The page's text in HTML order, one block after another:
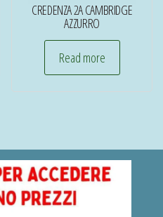
CREDENZA 2A CAMBRIDGE
AZZURRO
Read more